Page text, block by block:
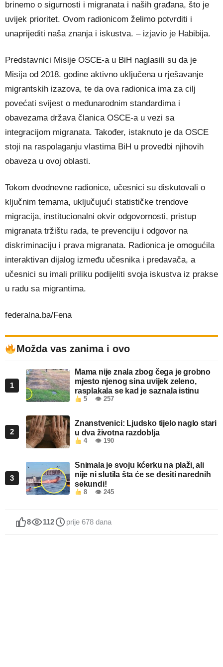
brinemo o sigurnosti i migranata i naših građana, što je
uvijek prioritet. Ovom radionicom želimo potvrditi i
unaprijediti naša znanja i iskustva. – izjavio je Habibija.
Predstavnici Misije OSCE-a u BiH naglasili su da je
Misija od 2018. godine aktivno uključena u rješavanje
migrantskih izazova, te da ova radionica ima za cilj
povećati svijest o međunarodnim standardima i
obavezama država članica OSCE-a u vezi sa
integracijom migranata. Također, istaknuto je da OSCE
stoji na raspolaganju vlastima BiH u provedbi njihovih
obaveza u ovoj oblasti.
Tokom dvodnevne radionice, učesnici su diskutovali o
ključnim temama, uključujući statističke trendove
migracija, institucionalni okvir odgovornosti, pristup
migranata tržištu rada, te prevenciju i odgovor na
diskriminaciju i prava migranata. Radionica je omogućila
interaktivan dijalog između učesnika i predavača, a
učesnici su imali priliku podijeliti svoja iskustva iz prakse
u radu sa migrantima.
federalna.ba/Fena
Možda vas zanima i ovo
1
Mama nije znala zbog čega je grobno
mjesto njenog sina uvijek zeleno,
rasplakala se kad je saznala istinu
5 👁 257
2
Znanstvenici: Ljudsko tijelo naglo stari
u dva životna razdoblja
4 👁 190
3
Snimala je svoju kćerku na plaži, ali
nije ni slutila šta će se desiti narednih
sekundi!
8 👁 245
8 112 prije 678 dana